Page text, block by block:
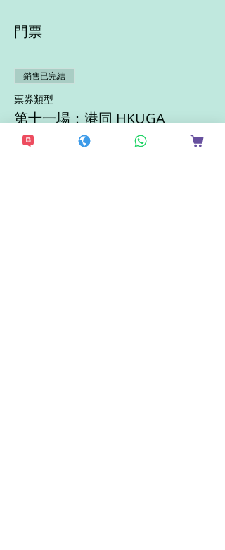
門票
銷售已完結
票券類型
第十一場：港同 HKUGA
更多資訊